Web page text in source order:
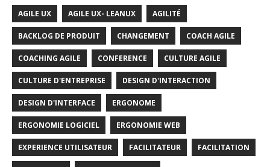
AGILE UX AGILE UX- LEANUX AGILITÉ
BACKLOG DE PRODUIT CHANGEMENT COACH AGILE
COACHING AGILE CONFERENCE CULTURE AGILE
CULTURE D'ENTREPRISE DESIGN D'INTERACTION
DESIGN D'INTERFACE ERGONOME
ERGONOMIE LOGICIEL ERGONOMIE WEB
EXPERIENCE UTILISATEUR FACILITATEUR FACILITATION